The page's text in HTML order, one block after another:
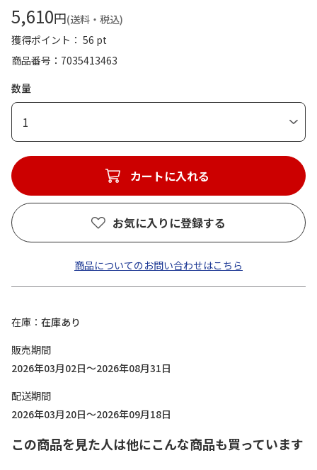
5,610円(送料・税込)
獲得ポイント： 56 pt
商品番号
7035413463
数量
1
カートに入れる
お気に入りに登録する
商品についてのお問い合わせはこちら
在庫
在庫あり
販売期間
2026年03月02日～2026年08月31日
配送期間
2026年03月20日～2026年09月18日
この商品を見た人は他にこんな商品も買っています